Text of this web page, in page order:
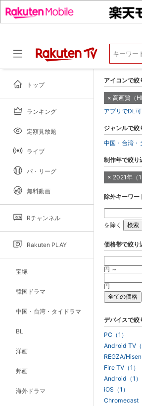
トップ
ランキング
定額見放題
ライブ
パ・リーグ
無料動画
Rチャンネル
Rakuten PLAY
宝塚
韓国ドラマ
中国・台湾・タイドラマ
BL
洋画
邦画
海外ドラマ
アイコンで絞
高画質（
アプリでDL可
ジャンルで絞
中国・台湾・
制作年で絞り
2021年（1
除外キーワー
を除く
価格帯で絞り
円 ～
円
デバイスで絞
PC（1）
Android TV（
REGZA/
Fire TV（1）
Android（1）
iOS（1）
Chromecast